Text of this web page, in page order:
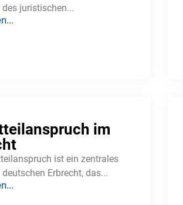
juristischen...
im
ist ein zentrales
Erbrecht, das...